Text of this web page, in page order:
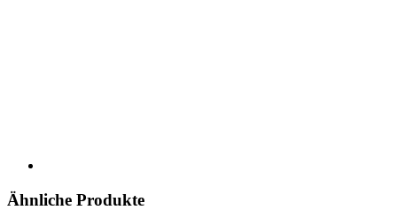
Ähnliche Produkte